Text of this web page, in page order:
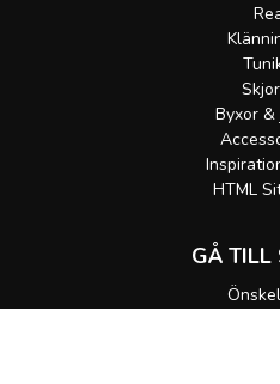
Byxor &
HTML
GÅ TILL